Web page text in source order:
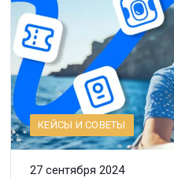
КЕЙСЫ И СОВЕТЫ
27 сентября 2024